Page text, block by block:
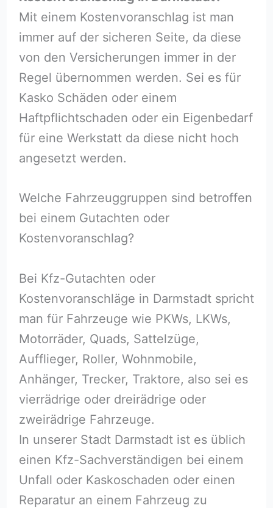
Mit einem Kostenvoranschlag ist man
immer auf der sicheren Seite, da diese
von den Versicherungen immer in der
Regel übernommen werden. Sei es für
Kasko Schäden oder einem
Haftpflichtschaden oder ein Eigenbedarf
für eine Werkstatt da diese nicht hoch
angesetzt werden.
Welche Fahrzeuggruppen sind betroffen
bei einem Gutachten oder
Kostenvoranschlag?
Bei Kfz-Gutachten oder
Kostenvoranschläge in Darmstadt spricht
man für Fahrzeuge wie PKWs, LKWs,
Motorräder, Quads, Sattelzüge,
Aufflieger, Roller, Wohnmobile,
Anhänger, Trecker, Traktore, also sei es
vierrädrige oder dreirädrige oder
zweirädrige Fahrzeuge.
In unserer Stadt Darmstadt ist es üblich
einen Kfz-Sachverständigen bei einem
Unfall oder Kaskoschaden oder einen
Reparatur an einem Fahrzeug zu